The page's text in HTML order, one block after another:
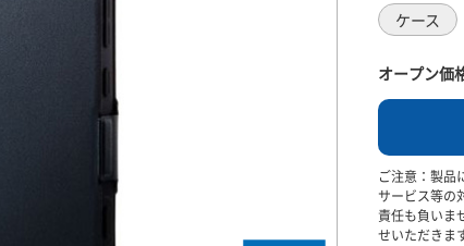
ケース
オープン価
ご注意：製品
サービス等の
責任も負いま
せいただきま